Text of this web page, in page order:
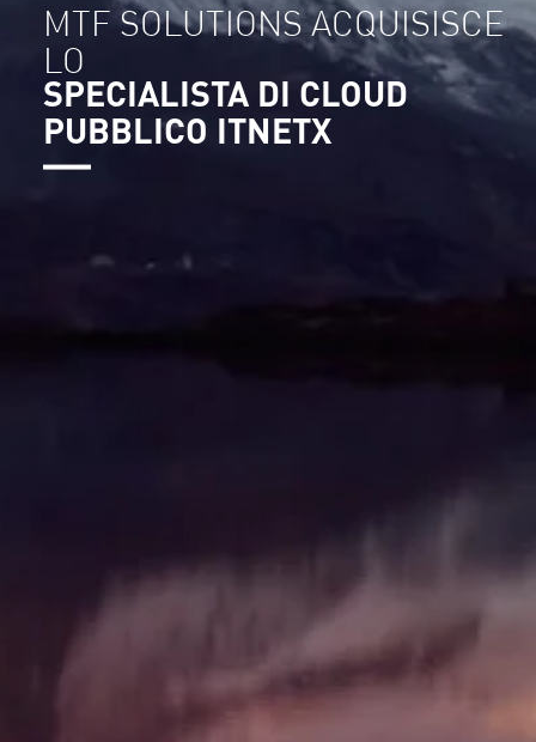
MTF SOLUTIONS ACQUISISCE
LO
SPECIALISTA DI CLOUD
PUBBLICO ITNETX